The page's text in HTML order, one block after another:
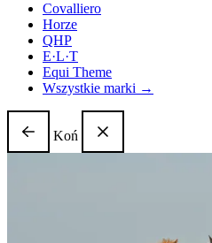
Covalliero
Horze
QHP
E·L·T
Equi Theme
Wszystkie marki →
Koń